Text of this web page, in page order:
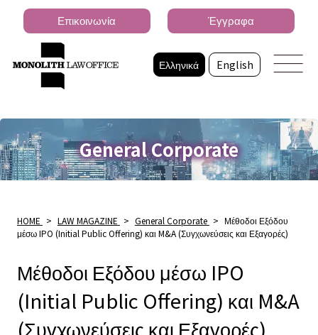
Ελληνικά English
Επικοινωνία Έγγραφα
General Corporate
HOME > LAW MAGAZINE > General Corporate > Μέθοδοι Εξόδου
μέσω IPO (Initial Public Offering) και M&A (Συγχωνεύσεις και Εξαγορές)
Μέθοδοι Εξόδου μέσω IPO
(Initial Public Offering) και M&A
(Συγχωνεύσεις και Εξαγορές)